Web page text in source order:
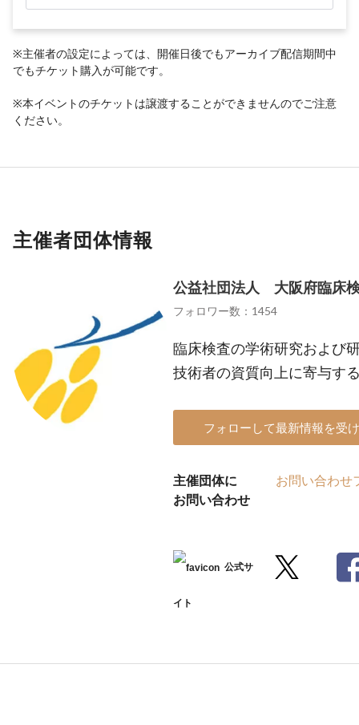
※主催者の設定によっては、開催日後でもアーカイブ配信期間中
でもチケット購入が可能です。
※本イベントのチケットは譲渡することができませんのでご注意
ください。
主催者団体情報
公益社団法人 大阪府臨床
フォロワー数：1454
臨床検査の学術研究および
技術者の資質向上に寄与す
フォローして最新情報を受
主催団体に
お問い合わせ
お問い合わせ
公式サ
イト